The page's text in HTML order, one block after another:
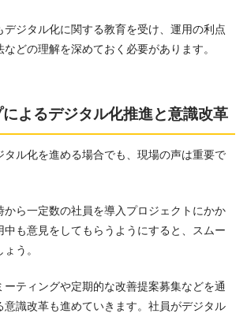
デジタル化に関する教育を受け、運用の利点
どの理解を深めておく必要があります。
よるデジタル化推進と意識改革
タル化を進める場合でも、現場の声は重要で
から一定数の社員を導入プロジェクトにかか
中も意見をしてもらうようにすると、スムー
う。
ーティングや定期的な改善提案募集などを通
意識改革も進めていきます。社員がデジタル